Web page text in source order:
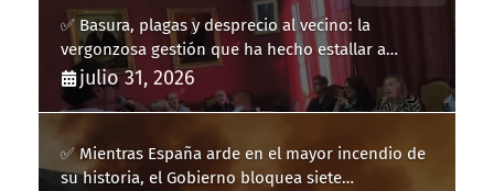
✅ Basura, plagas y desprecio al vecino: la
vergonzosa gestión que ha hecho estallar a
Llucmajor
julio 31, 2026
✅ Mientras España arde en el mayor incendio de
su historia, el Gobierno bloquea siete